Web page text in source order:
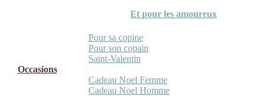
Et pour les amoureux
Pour sa copine
Pour son copain
Saint-Valentin
Occasions
Cadeau Noel Femme
Cadeau Noel Homme